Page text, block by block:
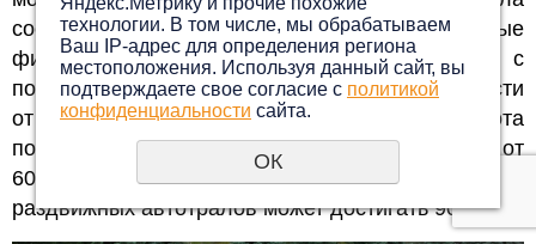
состоит из нескольких секций, которые
фиксируются в раздвинутом положении с
помощью пневматических замков. В зависимости
от модели телескопического трала, высота
погрузочной платформы может варьироваться от
600 до 900 миллиметров. Грузоподъёмность
раздвижных автотралов может достигать 90 тонн.
технологии. В том числе, мы обрабатываем
Ваш IP-адрес для определения региона
местоположения. Используя данный сайт, вы
подтверждаете свое согласие с политикой
конфиденциальности сайта.
ОК